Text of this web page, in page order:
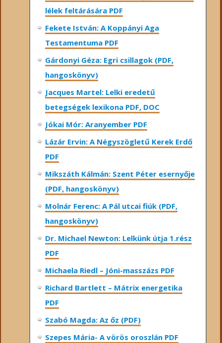
lélek feltárására PDF
Fekete István: A Koppányi Aga
Testamentuma PDF
Gárdonyi Géza: Egri csillagok (PDF,
hangoskönyv)
Jacques Martel: Lelki eredetű
betegségek lexikona PDF, DOC
Jókai Mór: Aranyember PDF
Lázár Ervin: A Négyszögletű Kerek Erdő
PDF
Mikszáth Kálmán: Szent Péter esernyője
(PDF, hangoskönyv)
Molnár Ferenc: A Pál utcai fiúk (PDF,
hangoskönyv)
Dr. Michael Newton: Lelkünk útja 1.rész
PDF
Michaela Riedl – Jóni-masszázs PDF
Richard Bartlett – Mátrix energetika
PDF
Szabó Magda: Az őz (PDF)
Szepes Mária- A vörös oroszlán PDF